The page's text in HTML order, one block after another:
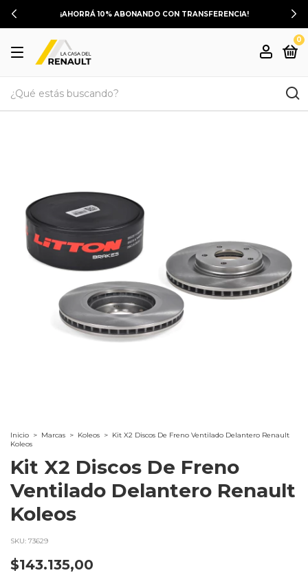
¡AHORRÁ 10% ABONANDO CON TRANSFERENCIA!
0
Inicio > Marcas > Koleos > Kit X2 Discos De Freno Ventilado Delantero Renault
Koleos
Kit X2 Discos De Freno
Ventilado Delantero Renault
Koleos
SKU: 73629
$143.135,00